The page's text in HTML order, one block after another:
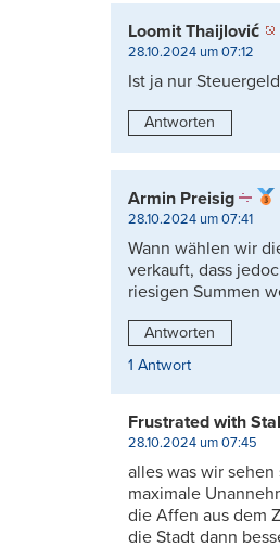
Loomit Thaijlović
28.10.2024 um 07:12
Ist ja nur Steuergeld
Antworten
Armin Preisig
28.10.2024 um 07:41
Wann wählen wir
verkauft, dass
riesigen Summen
Antworten
1 Antwort
Frustrated with
28.10.2024 um 07:45
alles was wir
maximale
die Affen aus dem
die Stadt dann